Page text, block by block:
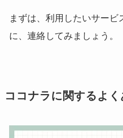
まずは、利用したいサービ
に、連絡してみましょう。
ココナラに関するよく